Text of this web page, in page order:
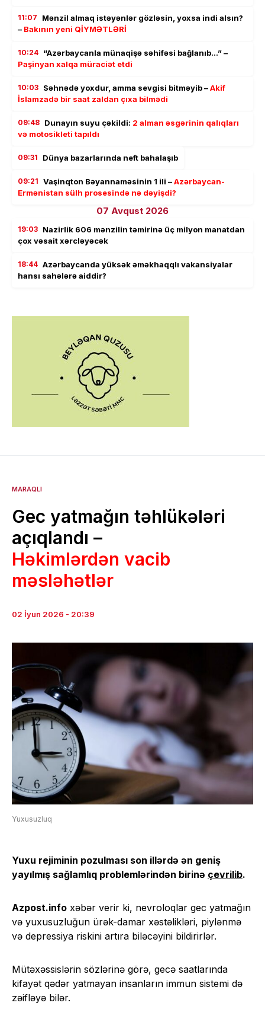
11:07
Mənzil almaq istəyənlər gözləsin, yoxsa indi alsın?
– Bakının yeni QİYMƏTLƏRİ
10:24 “Azərbaycanla münaqişə səhifəsi bağlanıb…” –
Paşinyan xalqa müraciət etdi
10:03 Səhnədə yoxdur, amma sevgisi bitməyib –Akif
İslamzadə bir saat zaldan çıxa bilmədi
09:48 Dunayın suyu çəkildi: 2 alman əsgərinin qalıqları
və motosikleti tapıldı
09:31 Dünya bazarlarında neft bahalaşıb
09:21 Vaşinqton Bəyannaməsinin 1 ili –Azərbaycan-
Ermənistan sülh prosesində nə dəyişdi?
07 Avqust 2026
19:03 Nazirlik 606 mənzilin təmirinə üç milyon manatdan
çox vəsait xərcləyəcək
18:44 Azərbaycanda yüksək əməkhaqqlı vakansiyalar
hansı sahələrə aiddir?
MARAQLI
Gec yatmağın təhlükələri
açıqlandı –
Həkimlərdən vacib
məsləhətlər
02 İyun 2026 - 20:39
Yuxusuzluq
Yuxu rejiminin pozulması son illərdə ən geniş
yayılmış sağlamlıq problemlərindən birinə çevrilib.
Azpost.info xəbər verir ki, nevroloqlar gec yatmağın
və yuxusuzluğun ürək-damar xəstəlikləri, piylənmə
və depressiya riskini artıra biləcəyini bildirirlər.
Mütəxəssislərin sözlərinə görə, gecə saatlarında
kifayət qədər yatmayan insanların immun sistemi də
zəifləyə bilər.